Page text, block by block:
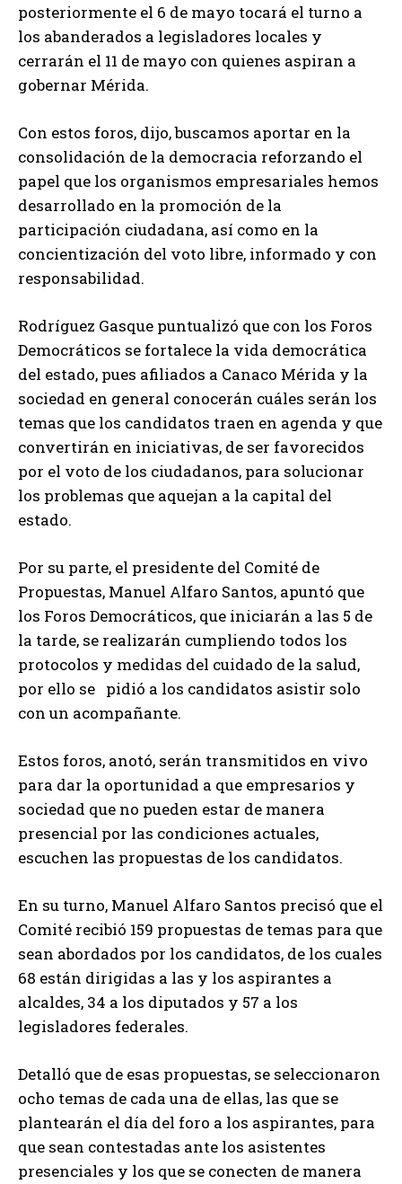
posteriormente el 6 de mayo tocará el turno a
los abanderados a legisladores locales y
cerrarán el 11 de mayo con quienes aspiran a
gobernar Mérida.
Con estos foros, dijo, buscamos aportar en la
consolidación de la democracia reforzando el
papel que los organismos empresariales hemos
desarrollado en la promoción de la
participación ciudadana, así como en la
concientización del voto libre, informado y con
responsabilidad.
Rodríguez Gasque puntualizó que con los Foros
Democráticos se fortalece la vida democrática
del estado, pues afiliados a Canaco Mérida y la
sociedad en general conocerán cuáles serán los
temas que los candidatos traen en agenda y que
convertirán en iniciativas, de ser favorecidos
por el voto de los ciudadanos, para solucionar
los problemas que aquejan a la capital del
estado.
Por su parte, el presidente del Comité de
Propuestas, Manuel Alfaro Santos, apuntó que
los Foros Democráticos, que iniciarán a las 5 de
la tarde, se realizarán cumpliendo todos los
protocolos y medidas del cuidado de la salud,
por ello se pidió a los candidatos asistir solo
con un acompañante.
Estos foros, anotó, serán transmitidos en vivo
para dar la oportunidad a que empresarios y
sociedad que no pueden estar de manera
presencial por las condiciones actuales,
escuchen las propuestas de los candidatos.
En su turno, Manuel Alfaro Santos precisó que el
Comité recibió 159 propuestas de temas para que
sean abordados por los candidatos, de los cuales
68 están dirigidas a las y los aspirantes a
alcaldes, 34 a los diputados y 57 a los
legisladores federales.
Detalló que de esas propuestas, se seleccionaron
ocho temas de cada una de ellas, las que se
plantearán el día del foro a los aspirantes, para
que sean contestadas ante los asistentes
presenciales y los que se conecten de manera